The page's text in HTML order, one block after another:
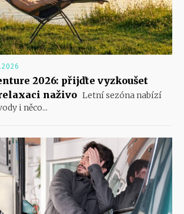
2026: přijďte vyzkoušet
naživo Letní sezóna nabízí
i něco...